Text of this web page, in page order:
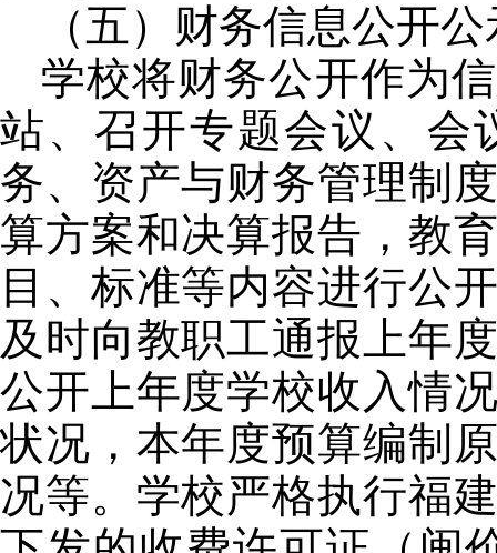
（五）财务信息公开
学校将财务公开作为
站、召开专题会议、会
务、资产与财务管理制
算方案和决算报告，教
目、标准等内容进行公
及时向教职工通报上年
公开上年度学校收入情
状况，本年度预算编制
况等。学校严格执行福